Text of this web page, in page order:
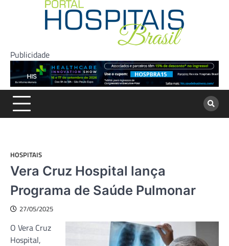
Publicidade
HOSPITAIS
Vera Cruz Hospital lança
Programa de Saúde Pulmonar
27/05/2025
O Vera Cruz
Hospital,